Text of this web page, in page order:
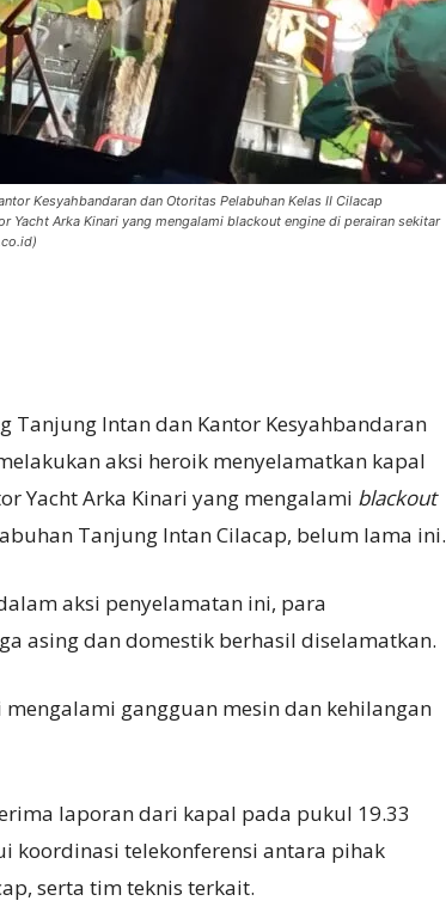
Kesyahbandaran dan Otoritas Pelabuhan Kelas II Cilacap
Yacht Arka Kinari yang mengalami blackout engine di perairan sekitar
Tanjung Intan dan Kantor Kesyahbandaran
aksi heroik menyelamatkan kapal
Yacht Arka Kinari yang mengalami blackout
Tanjung Intan Cilacap, belum lama ini.
aksi penyelamatan ini, para
asing dan domestik berhasil diselamatkan.
gangguan mesin dan kehilangan
laporan dari kapal pada pukul 19.33
koordinasi telekonferensi antara pihak
serta tim teknis terkait.